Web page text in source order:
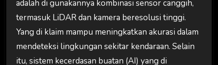
adalah di gunakannya kombinasi sensor canggih,
termasuk LiDAR dan kamera beresolusi tinggi.
Yang di klaim mampu meningkatkan akurasi dalam
mendeteksi lingkungan sekitar kendaraan. Selain
itu, sistem kecerdasan buatan (AI) yang di